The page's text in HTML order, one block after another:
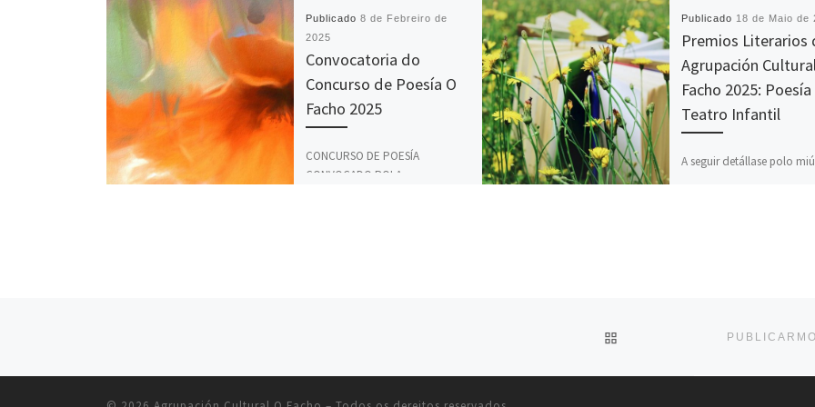
Publicado8 de Febreiro de
2025
Convocatoria do
Concurso de Poesía O
Facho 2025
CONCURSO DE POESÍA
CONVOCADO POLA
Publicado 18 de Maio de
Premios Literarios
Agrupación
Facho 2025: Poesía
Teatro Infantil
A seguir detállase polo
VOLVER Á LISTA DE